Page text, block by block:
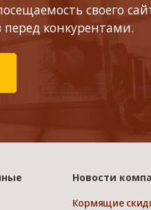
своего
конкурентами.
Новости
Кормящие